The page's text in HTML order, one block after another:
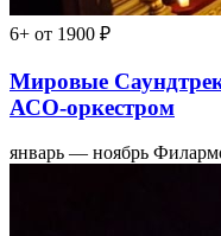
6+ от 1900 ₽
Мировые
АСО-оркестром
январь — ноябрь